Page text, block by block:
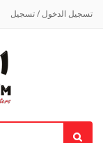
تسجيل الدخول / تسجيل